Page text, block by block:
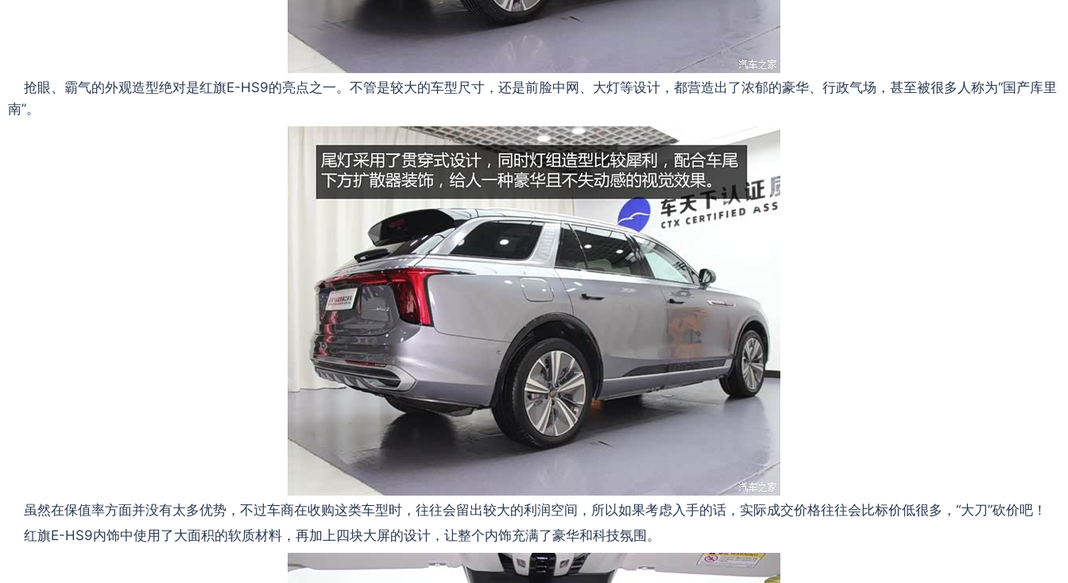
抢眼、霸气的外观造型绝对是红旗E-HS9的亮点之一。不管是较大的车型尺寸，还是前脸中网、大灯等设计，都营造出了浓郁的豪华、行政气场，甚至被很多人称为“国产库里
南”。
虽然在保值率方面并没有太多优势，不过车商在收购这类车型时，往往会留出较大的利润空间，所以如果考虑入手的话，实际成交价格往往会比标价低很多，“大刀”砍价吧！
红旗E-HS9内饰中使用了大面积的软质材料，再加上四块大屏的设计，让整个内饰充满了豪华和科技氛围。